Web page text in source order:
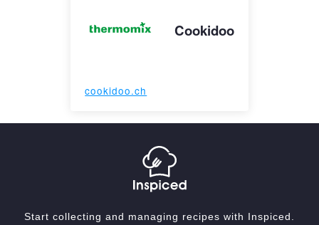
Cookidoo
cookidoo.ch
Start collecting and managing recipes with Inspiced.